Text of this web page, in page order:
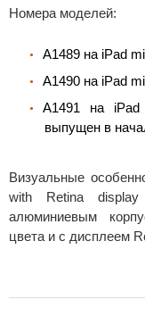
Номера моделей:
A1489 на iPad
A1490 на iPad
A1491 на
выпущен в
Визуальные
with Retina
алюминиевым
цвета и с дисплеем